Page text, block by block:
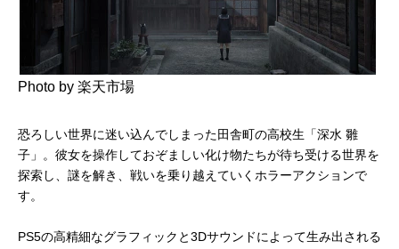
Photo by 楽天市場
恐ろしい世界に迷い込んでしまった田舎町の高校生「深水 雛
子」。彼女を操作しておぞましい化け物たちが待ち受ける世界を
探索し、謎を解き、戦いを乗り越えていくホラーアクションで
す。
PS5の高精細なグラフィックと3Dサウンドによって生み出される